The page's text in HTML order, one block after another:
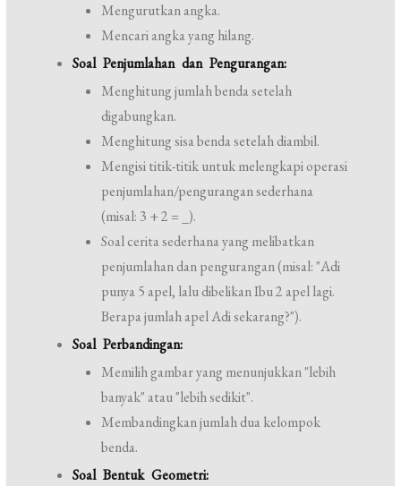
Mengurutkan angka.
Mencari angka yang hilang.
Soal Penjumlahan dan Pengurangan:
Menghitung jumlah benda setelah
digabungkan.
Menghitung sisa benda setelah diambil.
Mengisi titik-titik untuk melengkapi operasi
penjumlahan/pengurangan sederhana
(misal: 3 + 2 = _).
Soal cerita sederhana yang melibatkan
penjumlahan dan pengurangan (misal: "Adi
punya 5 apel, lalu dibelikan Ibu 2 apel lagi.
Berapa jumlah apel Adi sekarang?").
Soal Perbandingan:
Memilih gambar yang menunjukkan "lebih
banyak" atau "lebih sedikit".
Membandingkan jumlah dua kelompok
benda.
Soal Bentuk Geometri: